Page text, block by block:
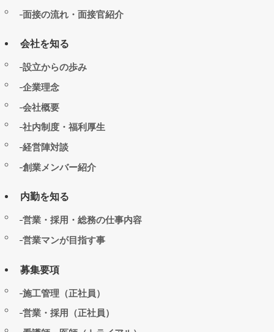
面接の流れ・面接官紹介
会社を知る
設立からの歩み
企業理念
会社概要
社内制度・福利厚生
経営陣対談
創業メンバー紹介
内勤を知る
営業・採用・総務の仕事内容
営業マンが目指す事
募集要項
施工管理（正社員）
営業・採用（正社員）